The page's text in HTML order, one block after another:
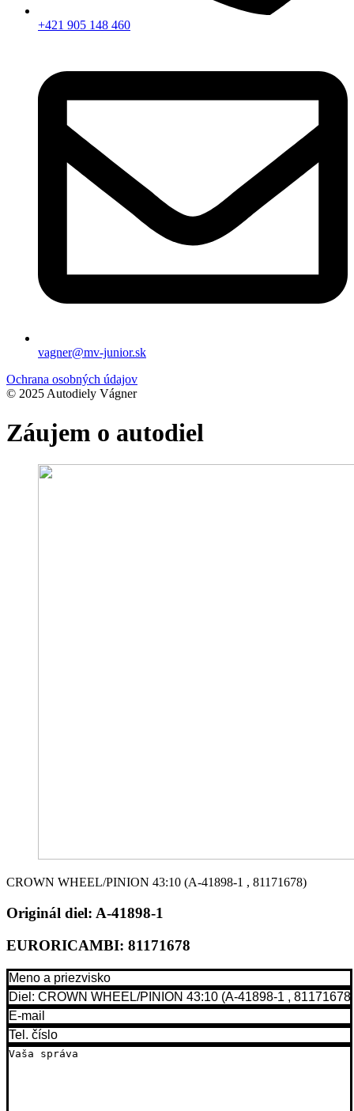
+421 905 148 460
vagner@mv-junior.sk
Ochrana osobných údajov
© 2025 Autodiely Vágner
Záujem o autodiel
CROWN WHEEL/PINION 43:10 (A-41898-1 , 81171678)
Originál diel: A-41898-1
EURORICAMBI: 81171678